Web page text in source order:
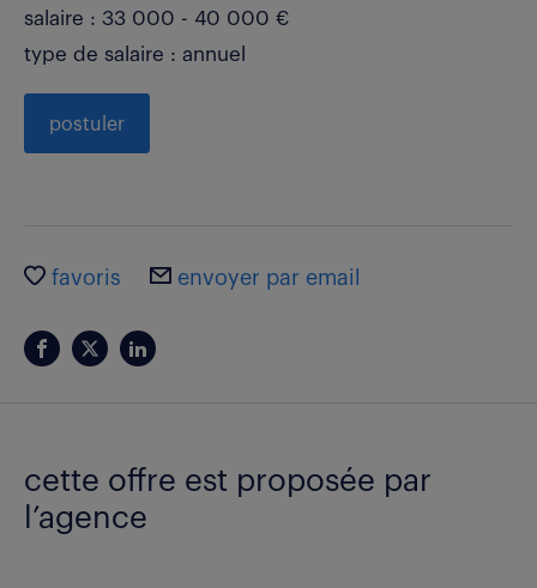
salaire : 33 000 - 40 000 €
type de salaire : annuel
postuler
favoris envoyer par email
cette offre est proposée par
l’agence